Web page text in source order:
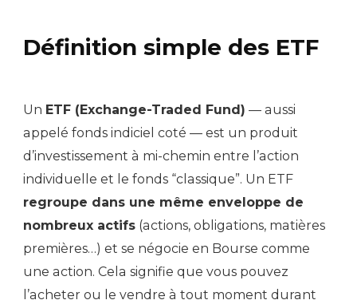
Définition simple des ETF
Un ETF (Exchange-Traded Fund) — aussi
appelé fonds indiciel coté — est un produit
d’investissement à mi-chemin entre l’action
individuelle et le fonds “classique”. Un ETF
regroupe dans une même enveloppe de
nombreux actifs (actions, obligations, matières
premières…) et se négocie en Bourse comme
une action. Cela signifie que vous pouvez
l’acheter ou le vendre à tout moment durant